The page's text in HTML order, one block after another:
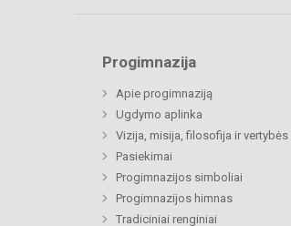
Progimnazija
Apie progimnaziją
Ugdymo aplinka
Vizija, misija, filosofija ir vertybės
Pasiekimai
Progimnazijos simboliai
Progimnazijos himnas
Tradiciniai renginiai